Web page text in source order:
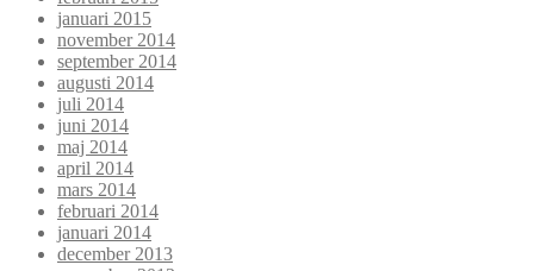
januari 2015
november 2014
september 2014
augusti 2014
juli 2014
juni 2014
maj 2014
april 2014
mars 2014
februari 2014
januari 2014
december 2013